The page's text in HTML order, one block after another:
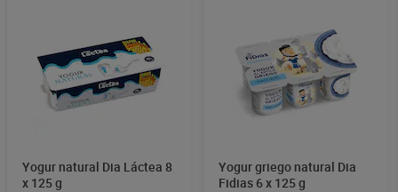
Yogur natural Dia Láctea 8
x 125 g
Yogur griego natural Dia
Fidias 6 x 125 g